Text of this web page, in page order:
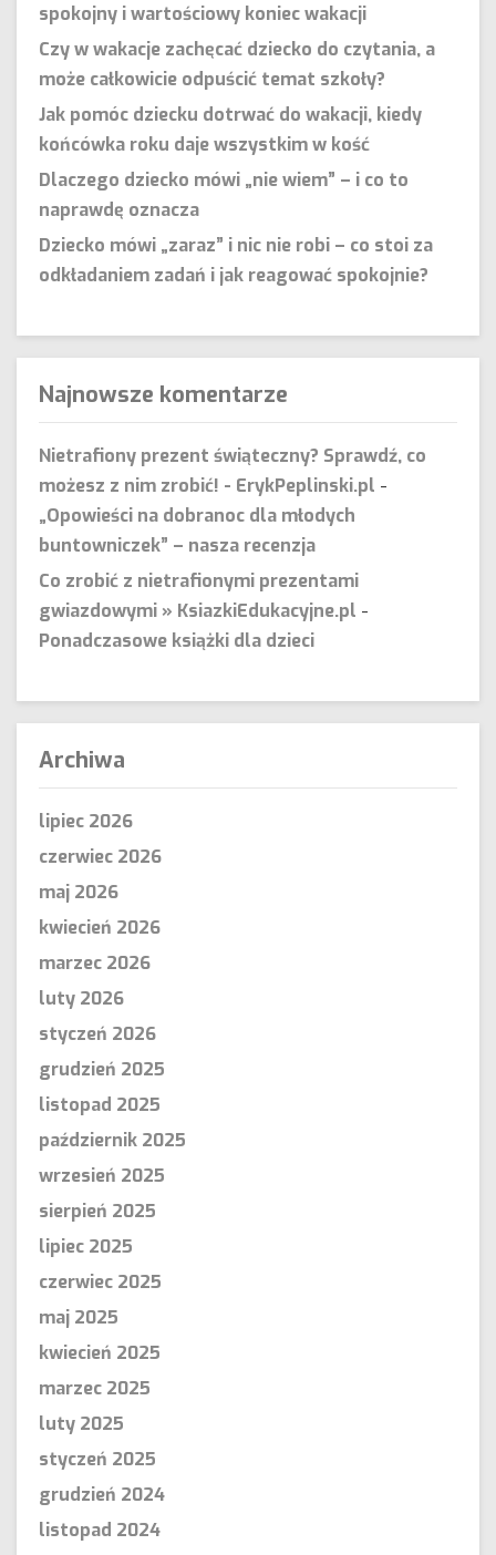
spokojny i wartościowy koniec wakacji
Czy w wakacje zachęcać dziecko do czytania, a
może całkowicie odpuścić temat szkoły?
Jak pomóc dziecku dotrwać do wakacji, kiedy
końcówka roku daje wszystkim w kość
Dlaczego dziecko mówi „nie wiem” – i co to
naprawdę oznacza
Dziecko mówi „zaraz” i nic nie robi – co stoi za
odkładaniem zadań i jak reagować spokojnie?
Najnowsze komentarze
Nietrafiony prezent świąteczny? Sprawdź, co
możesz z nim zrobić! - ErykPeplinski.pl -
„Opowieści na dobranoc dla młodych
buntowniczek” – nasza recenzja
Co zrobić z nietrafionymi prezentami
gwiazdowymi » KsiazkiEdukacyjne.pl -
Ponadczasowe książki dla dzieci
Archiwa
lipiec 2026
czerwiec 2026
maj 2026
kwiecień 2026
marzec 2026
luty 2026
styczeń 2026
grudzień 2025
listopad 2025
październik 2025
wrzesień 2025
sierpień 2025
lipiec 2025
czerwiec 2025
maj 2025
kwiecień 2025
marzec 2025
luty 2025
styczeń 2025
grudzień 2024
listopad 2024